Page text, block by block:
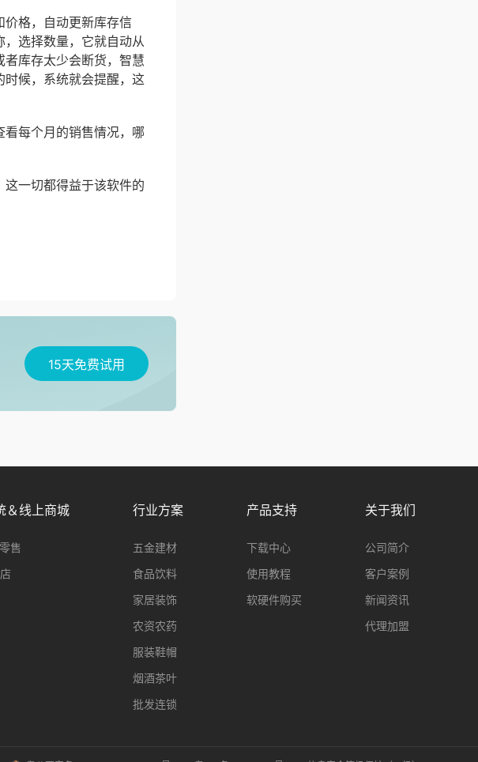
价格，自动更新库存信
选择数量，它就自动从
库存太少会断货，智慧
候，系统就会提醒，这
每个月的销售情况，哪
一切都得益于该软件的
15天免费试用
＆线上商城
售
行业方案
五金建材
食品饮料
家居装饰
农资农药
服装鞋帽
烟酒茶叶
批发连锁
产品支持
下载中心
使用教程
软硬件购买
关于我们
公司简介
客户案例
新闻资讯
代理加盟